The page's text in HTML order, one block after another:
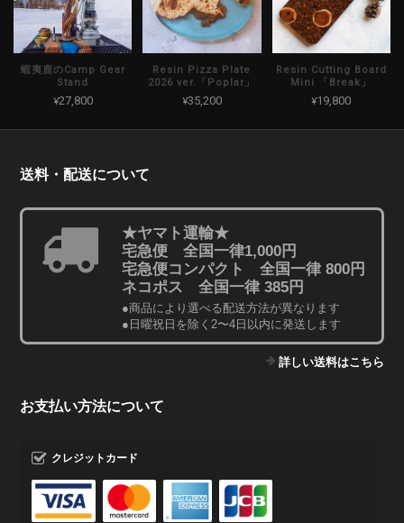
蝦夷鹿のCamp Gear
Stand
¥27,800
Resin Pizza Plate
2026 ver.「Poplar」
¥35,200
Resin Cutting Board
Mini 「Break」
¥19,800
送料・配送について
★ヤマト運輸★
宅急便 全国一律1,000円
宅急便コンパクト 全国一律 800円
ネコポス 全国一律 385円
●商品により選べる配送方法が異なります
●日曜祝日を除く2〜4日以内に発送します
詳しい送料はこちら
お支払い方法について
クレジットカード